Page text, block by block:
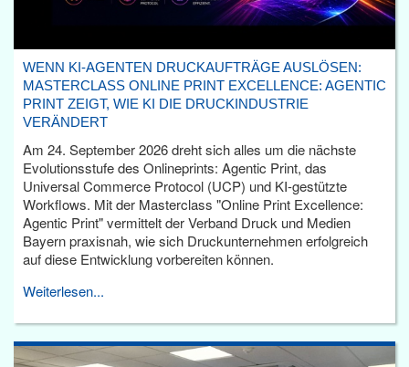
WENN KI-AGENTEN DRUCKAUFTRÄGE AUSLÖSEN:
MASTERCLASS ONLINE PRINT EXCELLENCE: AGENTIC
PRINT ZEIGT, WIE KI DIE DRUCKINDUSTRIE
VERÄNDERT
Am 24. September 2026 dreht sich alles um die nächste
Evolutionsstufe des Onlineprints: Agentic Print, das
Universal Commerce Protocol (UCP) und KI-gestützte
Workflows. Mit der Masterclass "Online Print Excellence:
Agentic Print" vermittelt der Verband Druck und Medien
Bayern praxisnah, wie sich Druckunternehmen erfolgreich
auf diese Entwicklung vorbereiten können.
Weiterlesen...